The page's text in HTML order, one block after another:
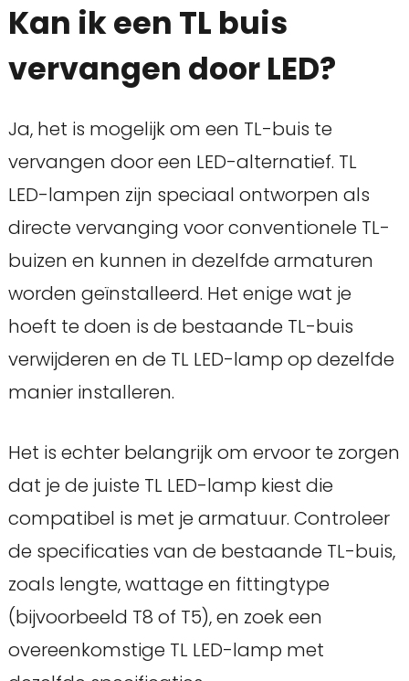
Kan ik een TL buis
vervangen door LED?
Ja, het is mogelijk om een TL-buis te
vervangen door een LED-alternatief. TL
LED-lampen zijn speciaal ontworpen als
directe vervanging voor conventionele TL-
buizen en kunnen in dezelfde armaturen
worden geïnstalleerd. Het enige wat je
hoeft te doen is de bestaande TL-buis
verwijderen en de TL LED-lamp op dezelfde
manier installeren.
Het is echter belangrijk om ervoor te zorgen
dat je de juiste TL LED-lamp kiest die
compatibel is met je armatuur. Controleer
de specificaties van de bestaande TL-buis,
zoals lengte, wattage en fittingtype
(bijvoorbeeld T8 of T5), en zoek een
overeenkomstige TL LED-lamp met